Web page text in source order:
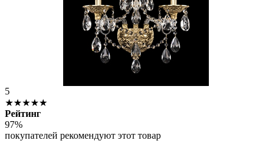
5
★★★★★
Рейтинг
97%
покупателей рекомендуют этот товар